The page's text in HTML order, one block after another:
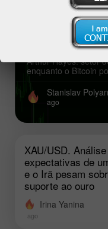
Arthur Hayes:
um colapso,
atingir US$ 1
Arthur Hayes: setor
enquanto o Bitcoin
Stanislav
ago
XAU/USD.
expectativas de
e o Irã pesam
suporte ao ouro
Irina Yanina
ago